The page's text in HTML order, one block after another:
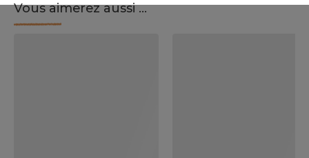
Vous aimerez aussi ...